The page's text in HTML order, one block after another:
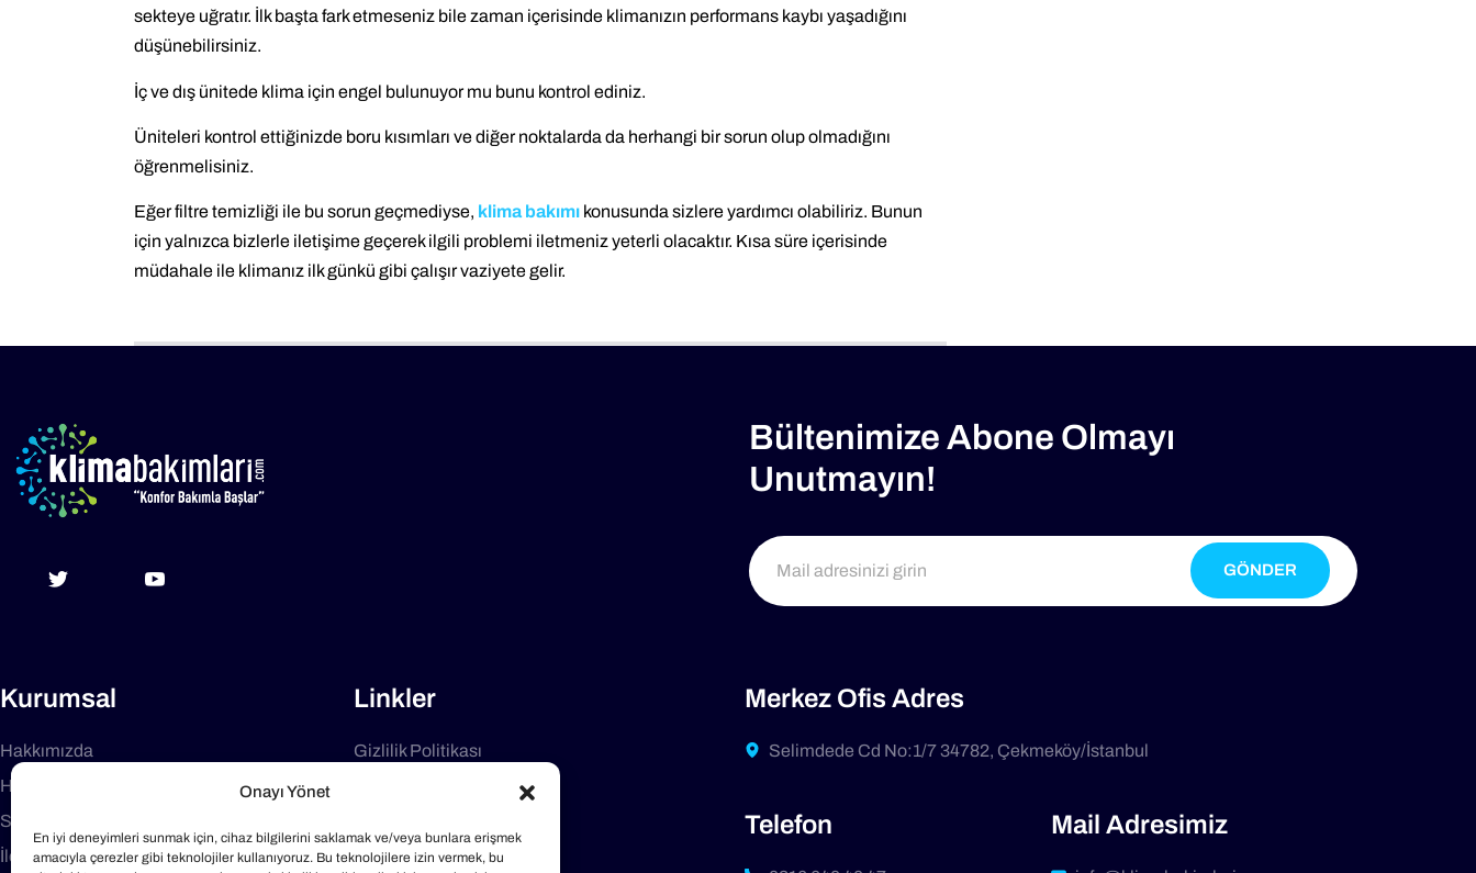
Onayı Yönet
En iyi deneyimleri sunmak için, cihaz bilgilerini saklamak ve/veya bunlara erişmek
amacıyla çerezler gibi teknolojiler kullanıyoruz. Bu teknolojilere izin vermek, bu
sekteye uğratır. İlk başta fark etmeseniz bile zaman içerisinde klimanızın performans kaybı yaşadığını
düşünebilirsiniz.
İç ve dış ünitede klima için engel bulunuyor mu bunu kontrol ediniz.
Üniteleri kontrol ettiğinizde boru kısımları ve diğer noktalarda da herhangi bir sorun olup olmadığını
öğrenmelisiniz.
Eğer filtre temizliği ile bu sorun geçmediyse, klima bakımı konusunda sizlere yardımcı olabiliriz. Bunun
için yalnızca bizlerle iletişime geçerek ilgili problemi iletmeniz yeterli olacaktır. Kısa süre içerisinde
müdahale ile klimanız ilk günkü gibi çalışır vaziyete gelir.
Bültenimize Abone Olmayı
Unutmayın!
GÖNDER
Kurumsal
Hakkımızda
Hizmetler
Sıkça Sorulan Sorular
İletişim
Linkler
Gizlilik Politikası
Blog
Merkez Ofis Adres
Selimdede Cd No:1/7 34782, Çekmeköy/İstanbul
Telefon Mail Adresimiz